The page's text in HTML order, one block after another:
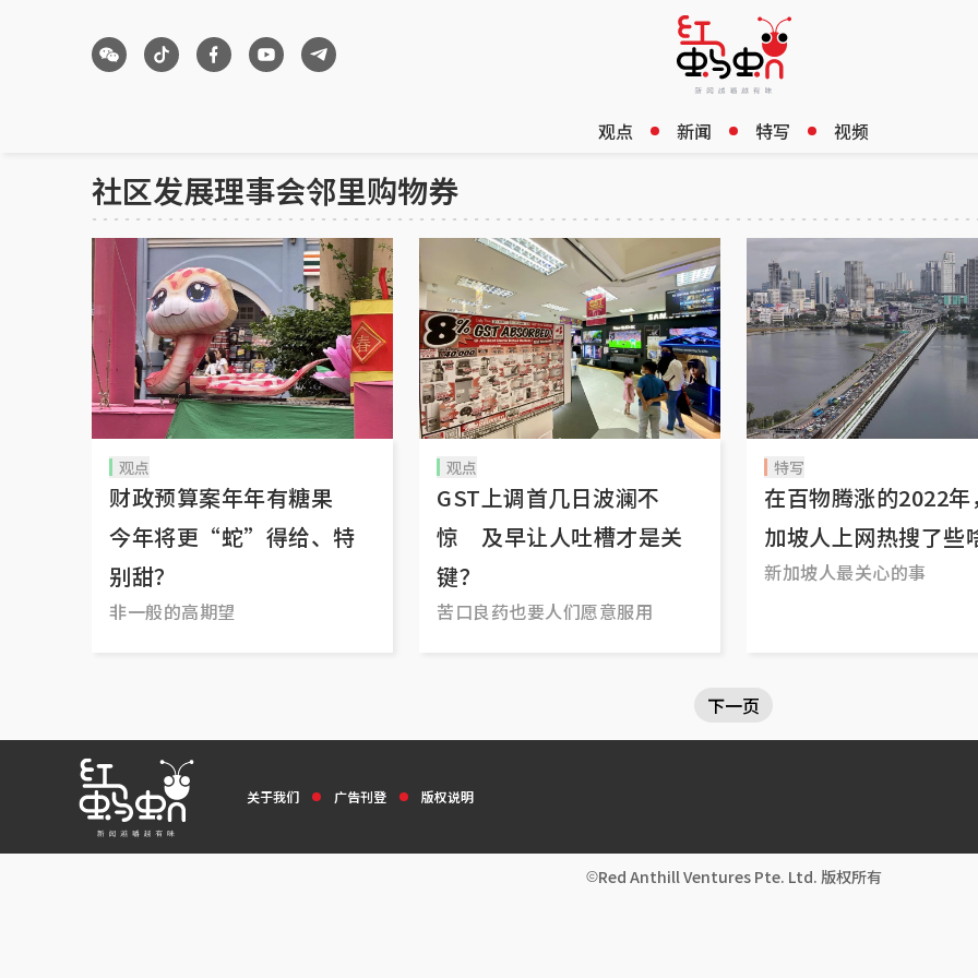
观点 新闻 特写 视频
社区发展理事会邻里购物券
观点
财政预算案年年有糖果
今年将更“蛇”得给、特
别甜？
非一般的高期望
观点
GST上调首几日波澜不
惊 及早让人吐槽才是关
键？
苦口良药也要人们愿意服用
特写
在百物腾涨的2022年
加坡人上网热搜了些
新加坡人最关心的事
下一页
关于我们 广告刊登 版权说明
Red Anthill Ventures Pte. Ltd. 版权所有